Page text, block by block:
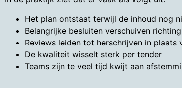
Het plan ontstaat terwijl de inhoud nog
Belangrijke besluiten verschuiven
Reviews leiden tot herschrijven in plaats
De kwaliteit wisselt sterk per tender
Teams zijn te veel tijd kwijt aan